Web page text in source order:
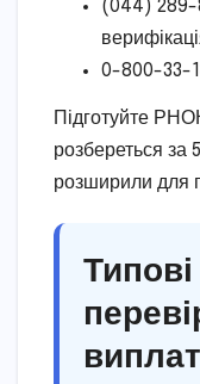
(044) 289-
0-800-33-
Підготуйте
розбереться за
розширили для